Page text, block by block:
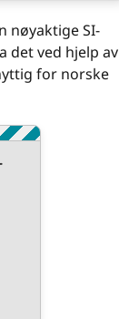
nøyaktige SI-
det ved hjelp av
for norske